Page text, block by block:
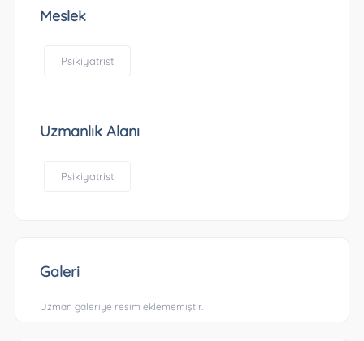
Meslek
Psikiyatrist
Uzmanlık Alanı
Psikiyatrist
Galeri
Uzman galeriye resim eklememiştir.